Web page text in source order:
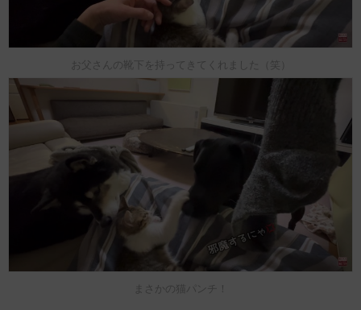
お父さんの靴下を持ってきてくれました（笑）
まさかの猫パンチ！